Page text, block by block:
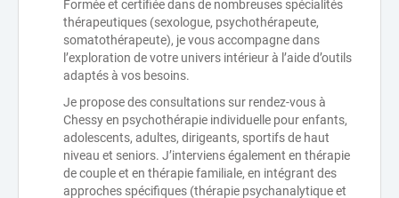
Formée et certifiée dans de nombreuses spécialités
thérapeutiques (sexologue, psychothérapeute,
somatothérapeute), je vous accompagne dans
l’exploration de votre univers intérieur à l’aide d’outils
adaptés à vos besoins.
Je propose des consultations sur rendez-vous à
Chessy en psychothérapie individuelle pour enfants,
adolescents, adultes, dirigeants, sportifs de haut
niveau et seniors. J’interviens également en thérapie
de couple et en thérapie familiale, en intégrant des
approches spécifiques (thérapie psychanalytique et